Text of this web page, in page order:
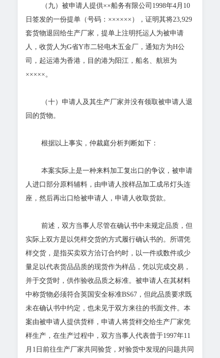
（九）被申请人提供××船务有限公司1998年4月10
日签发的一份提单（号码：××××××），证明其将23,929
套货物退回给生产厂家，提单上注明托运人为被申请
人，收货人为G省Y市二轻电木五金厂，通知方为H公
司，起运港为香港，目的港为阳江，船名、航班为
×××××。
（十）申请人及其生产厂家并没有领取被申请人退
回的货物。
根据以上事实，仲裁庭分析判断如下：
本案实际上是一种来料加工复出口的争议，被申请
人进口部分原料辅料，由申请人按样品加工成吊灯头连
座，然后再出口给被申请人，申请人收取货款。
前述，双方当事人尽管在确认书中未规定品质，但
实际上双方是以凭样交货的方式履行确认书的。所谓凭
样交货，是指买卖双方洽订合约时，以一件或数件或少
量足以代表货品品质的现货作为样品，凭以完成交易，
并于交货时，供作验收品质之标准。被申请人在其材料
中称货物必须符合英国安全标准BS67，但此品质要求既
未在确认书中约定，也未见于双方来往的书面文件。本
案由被申请人提供货样，申请人将货样交给生产厂家凭
样生产，在生产过程中，双方当事人代表曾于1997年11
月1日前往生产厂家共同验货，对验货中发现的问题共同